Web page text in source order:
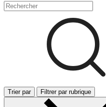
Trier par Filtrer par rubrique